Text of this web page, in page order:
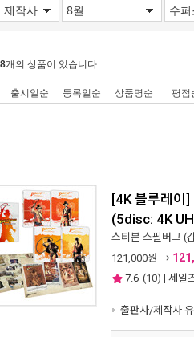
개의 상품이 있습니다.
출시일순 등록일순 상품명순 평점
[4K 블루레이
(5disc: 4K
스티븐 스필버그 (
121,000원 →
7.6 (10) | 세일
출판사/제작사